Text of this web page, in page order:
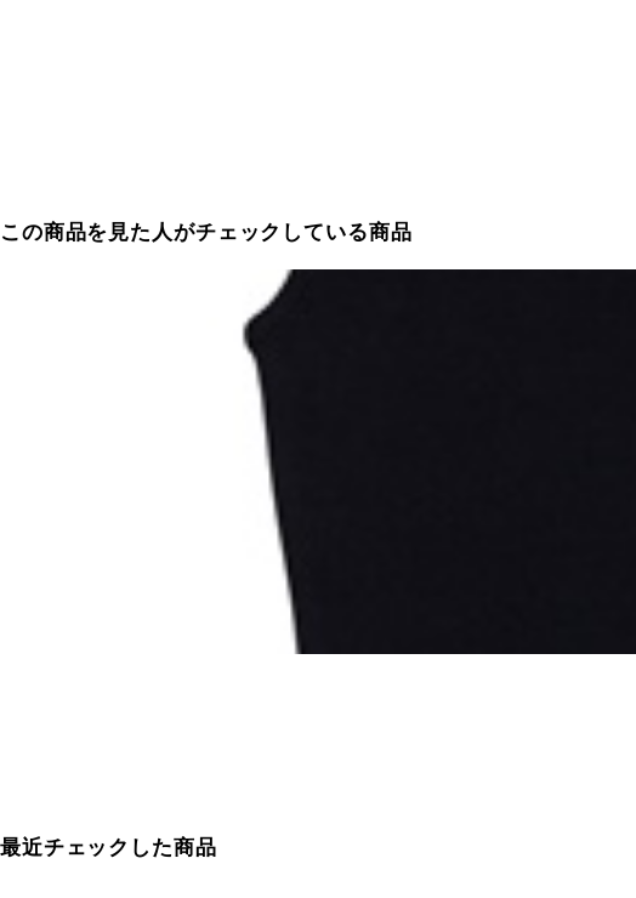
この商品を見た人がチェックしている商品
最近チェックした商品